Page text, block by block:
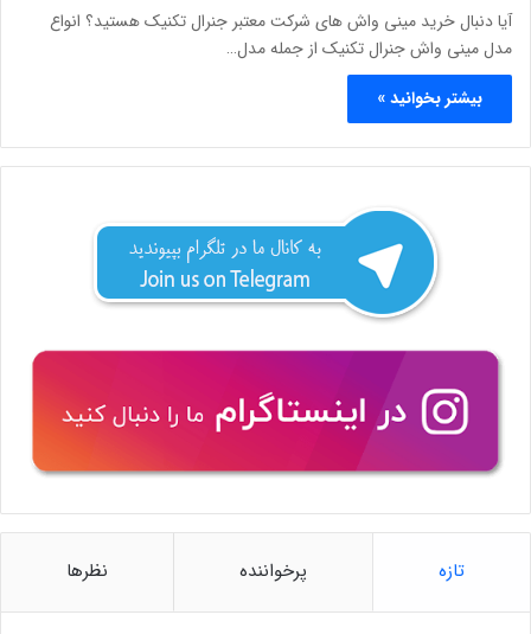
آیا دنبال خرید مینی واش های شرکت معتبر جنرال تکنیک هستید؟ انواع
مدل مینی واش جنرال تکنیک از جمله مدل…
بیشتر بخوانید »
تازه پرخواننده نظرها